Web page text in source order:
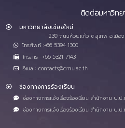
ติดต่อมหาวิท
มหาวิทยาลัยเชียงใหม่
239 ถนนห้วยแก้ว ต.สุเทพ อ.เมือ
โทรศัพท์ :+66 5394 1300
โทรสาร : +66 5321 7143
อีเมล : contacts@cmu.ac.th
ช่องทางการร้องเรียน
ช่องทางการแจ้งเรื่องร้องเรียน สำนักงาน ป.ป.
ช่องทางการแจ้งเรื่องร้องเรียน สำนักงาน ป.ป.